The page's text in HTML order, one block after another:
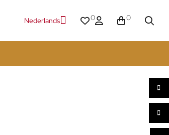
Nederlands 0 0